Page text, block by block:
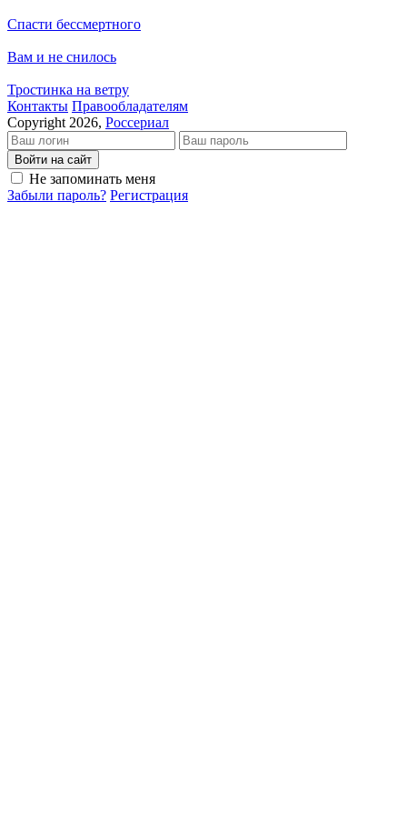
Спасти бессмертного
Вам и не снилось
Тростинка на ветру
Кон­так­ты Пра­во­об­ла­да­те­лям
Copyright 2026, Россериал
Войти на сайт
Не запоминать меня
Забыли пароль? Регистрация